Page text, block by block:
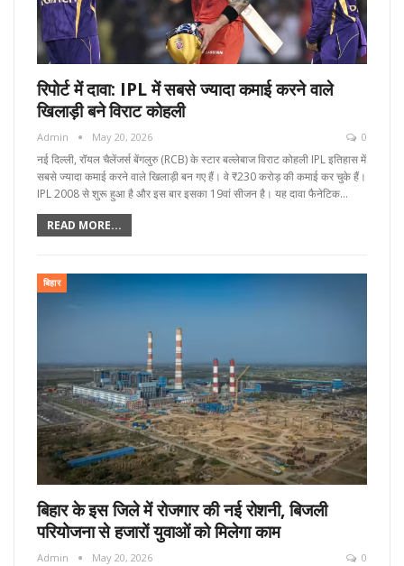
रिपोर्ट में दावा: IPL में सबसे ज्यादा कमाई करने वाले
खिलाड़ी बने विराट कोहली
Admin May 20, 2026 0
नई दिल्ली, रॉयल चैलेंजर्स बेंगलुरु (RCB) के स्टार बल्लेबाज विराट कोहली IPL इतिहास में
सबसे ज्यादा कमाई करने वाले खिलाड़ी बन गए हैं। वे ₹230 करोड़ की कमाई कर चुके हैं।
IPL 2008 से शुरू हुआ है और इस बार इसका 19वां सीजन है। यह दावा फैनेटिक…
READ MORE...
बिहार
बिहार के इस जिले में रोजगार की नई रोशनी, बिजली
परियोजना से हजारों युवाओं को मिलेगा काम
Admin May 20, 2026 0